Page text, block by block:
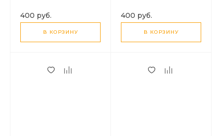
с карабином
400 руб.
В КОРЗИНУ
карабином
400 руб.
В КОРЗИНУ